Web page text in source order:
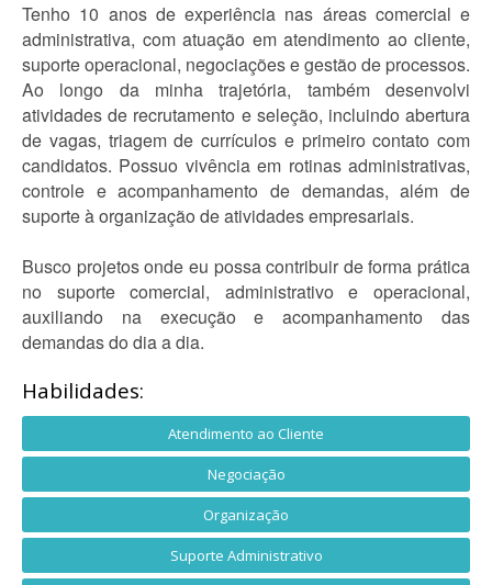
Tenho 10 anos de experiência nas áreas comercial e
administrativa, com atuação em atendimento ao cliente,
suporte operacional, negociações e gestão de processos.
Ao longo da minha trajetória, também desenvolvi
atividades de recrutamento e seleção, incluindo abertura
de vagas, triagem de currículos e primeiro contato com
candidatos. Possuo vivência em rotinas administrativas,
controle e acompanhamento de demandas, além de
suporte à organização de atividades empresariais.
Busco projetos onde eu possa contribuir de forma prática
no suporte comercial, administrativo e operacional,
auxiliando na execução e acompanhamento das
demandas do dia a dia.
Habilidades:
Atendimento ao Cliente
Negociação
Organização
Suporte Administrativo